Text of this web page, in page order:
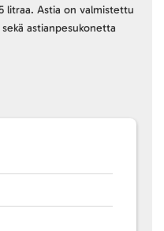
litraa. Astia on valmistettu
astianpesukonetta